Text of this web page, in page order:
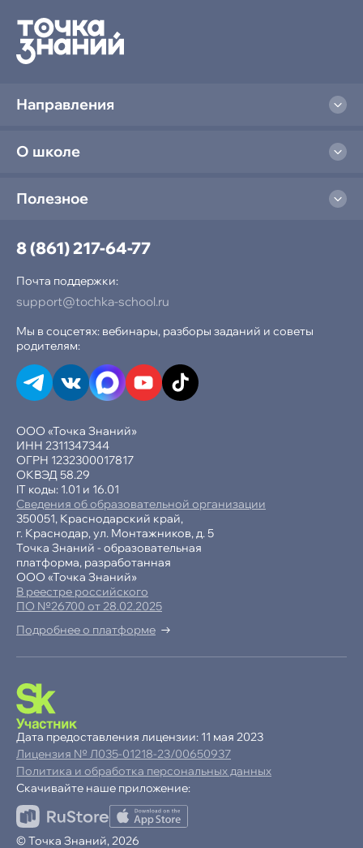
−10% при оплате в рассрочку
Продолжая пользоваться сайтом,
ООО «Точка Знаний»
ИНН 2311347344
ОГРН 1232300017817
ОКВЭД 58.29
IT коды: 1.01 и 16.01
Сведения об образовательной организации
350051, Краснодарский край,
г. Краснодар, ул. Монтажников, д. 5
Точка Знаний - образовательная
платформа, разработанная
ООО «Точка Знаний»
В реестре российского
ПО №26700 от 28.02.2025
Подробнее о платформе
Направления
О школе
Полезное
8 (861) 217-64-77
Почта поддержки:
support@tochka-school.ru
Мы в соцсетях: вебинары, разборы заданий и советы
родителям:
© Точка Знаний, 2026
Политика и обработка персональных данных
Дата предоставления лицензии: 11 мая 2023
Лицензия № Л035-01218-23/00650937
Скачивайте наше приложение: